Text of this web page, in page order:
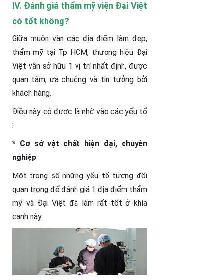
IV. Đánh giá thẩm mỹ viện Đại Việt
có tốt không?
Giữa muôn vàn các địa điểm làm đẹp,
thẩm mỹ tại Tp HCM, thương hiệu Đại
Việt vẫn sở hữu 1 vị trí nhất định, được
quan tâm, ưa chuộng và tin tưởng bởi
khách hàng.
Điều này có được là nhờ vào các yếu tố
:
* Cơ sở vật chất hiện đại, chuyên
nghiệp
Một trong số những yếu tố tương đối
quan trọng để đánh giá 1 địa điểm thẩm
mỹ và Đại Việt đã làm rất tốt ở khía
cạnh này.